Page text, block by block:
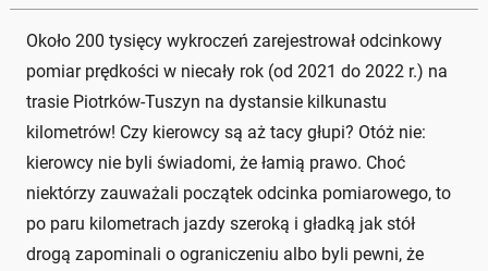
Około 200 tysięcy wykroczeń zarejestrował odcinkowy
pomiar prędkości w niecały rok (od 2021 do 2022 r.) na
trasie Piotrków-Tuszyn na dystansie kilkunastu
kilometrów! Czy kierowcy są aż tacy głupi? Otóż nie:
kierowcy nie byli świadomi, że łamią prawo. Choć
niektórzy zauważali początek odcinka pomiarowego, to
po paru kilometrach jazdy szeroką i gładką jak stół
drogą zapominali o ograniczeniu albo byli pewni, że